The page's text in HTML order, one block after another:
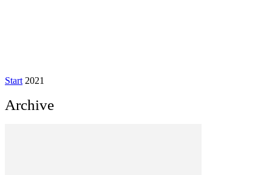
Start 2021
Archive